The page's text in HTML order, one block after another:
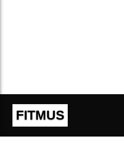
FITMUS